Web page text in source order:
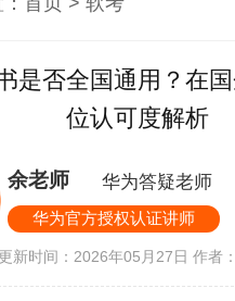
是否全国通用？在
位认可度解析
余老师 华为答疑老师
华为官方授权认证讲师
更新时间：2026年05月27日作者